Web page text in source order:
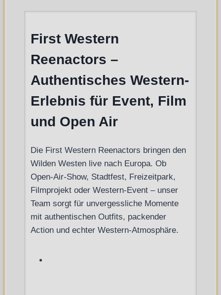
First Western
Reenactors –
Authentisches Western-
Erlebnis für Event, Film
und Open Air
Die First Western Reenactors bringen den
Wilden Westen live nach Europa. Ob
Open-Air-Show, Stadtfest, Freizeitpark,
Filmprojekt oder Western-Event – unser
Team sorgt für unvergessliche Momente
mit authentischen Outfits, packender
Action und echter Western-Atmosphäre.